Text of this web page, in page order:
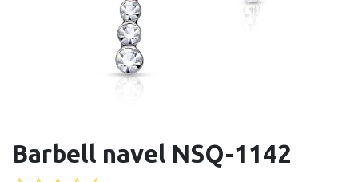
Barbell navel NSQ-1142